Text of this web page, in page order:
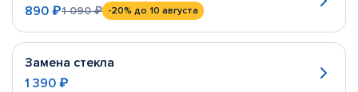
890 ₽1 090 ₽ -20% до 10 августа
Замена стекла
1 390 ₽